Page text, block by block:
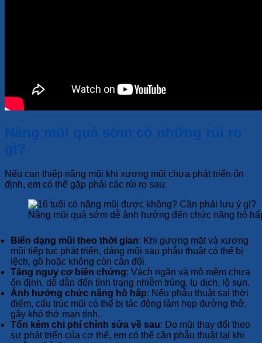
Nâng mũi quá sớm có những rủi ro
gì?
Nếu can thiệp nâng mũi khi xương mũi chưa phát triển ổn
định, em có thể gặp phải các rủi ro sau:
Nâng mũi quá sớm dễ ảnh hưởng đến chức năng hô
Biến dạng mũi theo thời gian: Khi gương mặt và xương
mũi tiếp tục phát triển, dáng mũi sau phẫu thuật có thể bị
lệch, gồ hoặc không còn cân đối.
Tăng nguy cơ biến chứng: Vách ngăn và mô mềm chưa
ổn định, dễ dẫn đến tình trạng nhiễm trùng, tụ dịch, lộ sụn.
Ảnh hưởng chức năng hô hấp: Nếu phẫu thuật sai thời
điểm, cấu trúc mũi có thể bị tác động làm hẹp đường thở,
gây khó thở mạn tính.
Tốn kém chi phí chỉnh sửa về sau: Do mũi thay đổi theo
sự phát triển của cơ thể, em có thể cần phẫu thuật lại khi